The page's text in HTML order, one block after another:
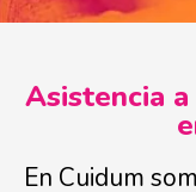
Asistencia
En Cuidum